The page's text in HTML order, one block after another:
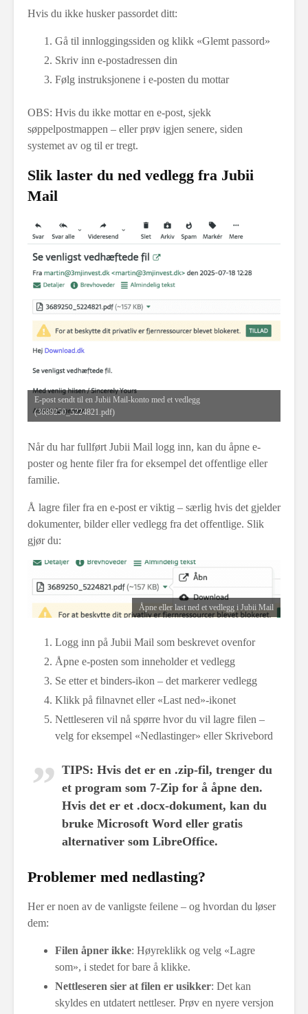
Hvis du ikke husker passordet ditt:
Gå til innloggingssiden og klikk «Glemt passord»
Skriv inn e-postadressen din
Følg instruksjonene i e-posten du mottar
OBS: Hvis du ikke mottar en e-post, sjekk
søppelpostmappen – eller prøv igjen senere, siden
systemet av og til er tregt.
Slik laster du ned vedlegg fra Jubii
Mail
E-post sendt til en Jubii Mail-konto med et vedlegg
(3689250_5224821.pdf)
Når du har fullført Jubii Mail logg inn, kan du åpne e-
poster og hente filer fra for eksempel det offentlige eller
familie.
Å lagre filer fra en e-post er viktig – særlig hvis det gjelder
dokumenter, bilder eller vedlegg fra det offentlige. Slik
gjør du:
Åpne eller last ned et vedlegg i Jubii Mail
Logg inn på Jubii Mail som beskrevet ovenfor
Åpne e-posten som inneholder et vedlegg
Se etter et binders-ikon – det markerer vedlegg
Klikk på filnavnet eller «Last ned»-ikonet
Nettleseren vil nå spørre hvor du vil lagre filen –
velg for eksempel «Nedlastinger» eller Skrivebord
TIPS: Hvis det er en .zip-fil, trenger du
et program som 7-Zip for å åpne den.
Hvis det er et .docx-dokument, kan du
bruke Microsoft Word eller gratis
alternativer som LibreOffice.
Problemer med nedlasting?
Her er noen av de vanligste feilene – og hvordan du løser
dem:
Filen åpner ikke: Høyreklikk og velg «Lagre
som», i stedet for bare å klikke.
Nettleseren sier at filen er usikker: Det kan
skyldes en utdatert nettleser. Prøv en nyere versjon